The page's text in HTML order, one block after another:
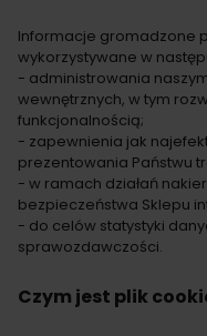
Informacje gromadzone
wykorzystywane w
- administrowania
wewnętrznych, w tym
funkcjonalnością;
- zapewnienia jak
prezentowania Państwu
- w ramach działań
bezpieczeństwa Sklepu
- do celów statystyki
sprawozdawczości.
Czym jest plik